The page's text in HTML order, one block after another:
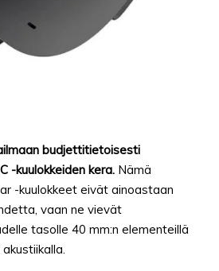
budjettitietoisesti
-kuulokkeiden kera. Nämä
-kuulokkeet eivät ainoastaan
vaan ne vievät
tasolle 40 mm:n elementeillä